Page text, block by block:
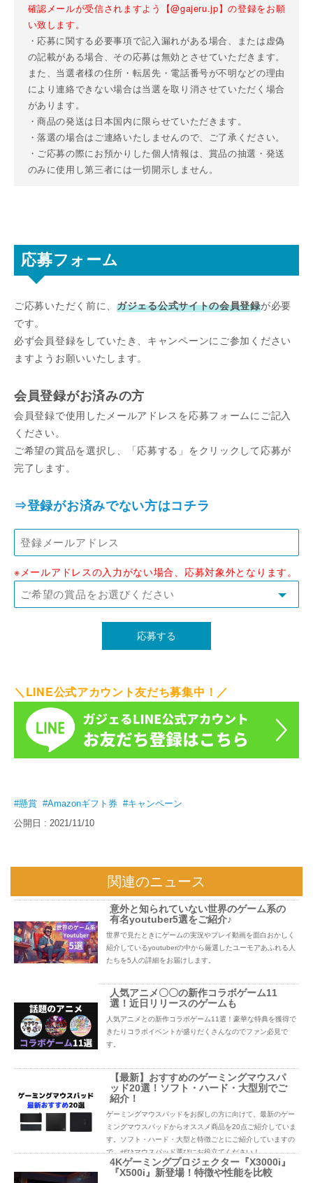
確認メールが受信されますよう【@gajeru.jp】の登録をお願
い致します。
・応募に関する必要事項で記入漏れがある場合、または虚偽
の記載がある場合、その応募は無効とさせていただきます。
また、当選者様の住所・転居先・電話番号が不明などの理由
により連絡できない場合は当選を取り消させていただく場合
があります。
・商品の発送は日本国内に限らせていただきます。
・落選の場合はご連絡いたしませんので、ご了承ください。
・ご応募の際にお預かりした個人情報は、賞品の抽選・発送
のみに使用し第三者には一切開示しません。
応募フォーム
ご応募いただく前に、 ガジェる公式サイトの会員登録が必要
です。
必ず会員登録をしていたき、キャンペーンにご参加ください
ますようお願いいたします。
会員登録がお済みの方
会員登録で使用したメールアドレスを応募フォームにご記入
ください。
ご希望の賞品を選択し、「応募する」をクリックして応募が
完了します。
⇒登録がお済みでない方はコチラ
※メールアドレスの入力がない場合、応募対象外となります。
＼LINE公式アカウント友だち募集中！／
#懸賞 #Amazonギフト券 #キャンペーン
公開日 : 2021/11/10
関連のニュース
意外と知られていない世界のゲーム系の
有名youtuber5選をご紹介♪
世界で見たときにゲームの実況やプレイ動画を面白おかしく
紹介しているyoutuberの中から厳選したユーモアあふれる人
たちを5人の詳細をお届けします。
人気アニメ〇〇の新作コラボゲーム11
選！近日リリースのゲームも
人気アニメとの新作コラボゲーム11選！豪華な特典を獲得で
きたりコラボイベントが盛りだくさんなのでファン必見で
す。
【最新】おすすめのゲーミングマウスパ
ッド20選！ソフト・ハード・大型別でご
紹介！
ゲーミングマウスパッドをお探しの方に向けて、最新のゲー
ミングマウスパッドからオススメ商品を20点ご紹介していま
す。ソフト・ハード・大型と特徴ごとにご紹介していますの
で、ぜひマウスパッド選びにお役立てください！
4Kゲーミングプロジェクター『X3000i』
『X500i』新登場！特徴や性能を比較